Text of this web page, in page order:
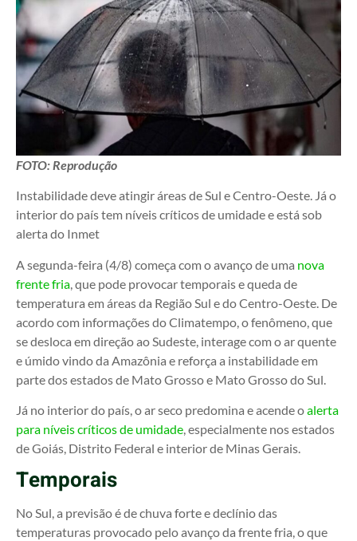
FOTO: Reprodução
Instabilidade deve atingir áreas de Sul e Centro-Oeste. Já o
interior do país tem níveis críticos de umidade e está sob
alerta do Inmet
A segunda-feira (4/8) começa com o avanço de uma nova
frente fria , que pode provocar temporais e queda de
temperatura em áreas da Região Sul e do Centro-Oeste. De
acordo com informações do Climatempo, o fenômeno, que
se desloca em direção ao Sudeste, interage com o ar quente
e úmido vindo da Amazônia e reforça a instabilidade em
parte dos estados de Mato Grosso e Mato Grosso do Sul.
Já no interior do país, o ar seco predomina e acende oalerta
para níveis críticos de umidade, especialmente nos estados
de Goiás, Distrito Federal e interior de Minas Gerais.
Temporais
No Sul, a previsão é de chuva forte e declínio das
temperaturas provocado pelo avanço da frente fria, o que